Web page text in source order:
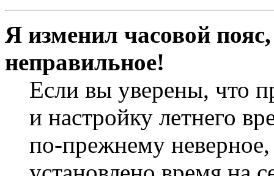
Я изменил часовой
неправильное!
Если вы уверены, что
и настройку летнего
по-прежнему неверное,